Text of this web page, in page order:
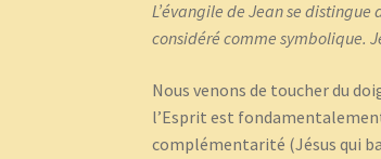
L’évangile de Jean se distingue
considéré comme symbolique.
Nous venons de toucher du
l’Esprit est
complémentarité (Jésus qui